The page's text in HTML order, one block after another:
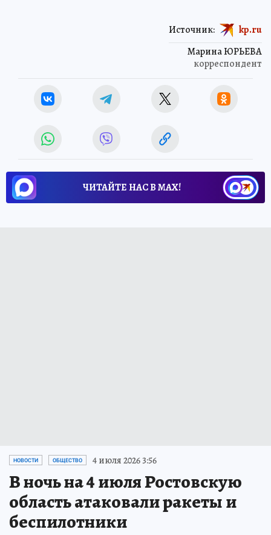
Марина ЮРЬЕВА
корреспондент
Источник: kp.ru
ЧИТАЙТЕ НАС В МАХ!
НОВОСТИ ОБЩЕСТВО 4 июля 2026 3:56
В ночь на 4 июля Ростовскую
область атаковали ракеты и
беспилотники